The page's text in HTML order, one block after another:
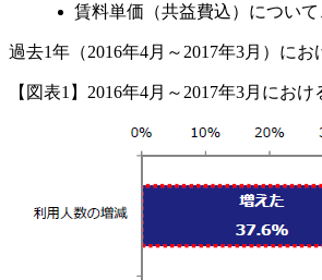
賃料単価（共益費込）について
過去1年（2016年4月～2017年3月）に
【図表1】2016年4月～2017年3月にお